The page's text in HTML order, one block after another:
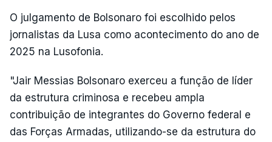
O julgamento de Bolsonaro foi escolhido pelos
jornalistas da Lusa como acontecimento do ano de
2025 na Lusofonia.
"Jair Messias Bolsonaro exerceu a função de líder
da estrutura criminosa e recebeu ampla
contribuição de integrantes do Governo federal e
das Forças Armadas, utilizando-se da estrutura do